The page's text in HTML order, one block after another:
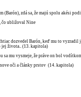
(Barón), zdá sa, že majú spolu akési
čo ubližoval Nine
dozvedel Barón, keď mu to
života.. (13. kapitola)
sa mu vysmeje, že práve on bol
oči a články prstov (14. kapitola)